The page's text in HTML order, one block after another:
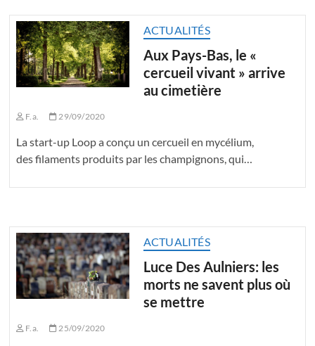
ACTUALITÉS
Aux Pays-Bas, le «
cercueil vivant » arrive
au cimetière
F.a. 29/09/2020
La start-up Loop a conçu un cercueil en mycélium,
des filaments produits par les champignons, qui…
ACTUALITÉS
Luce Des Aulniers: les
morts ne savent plus où
se mettre
F.a. 25/09/2020